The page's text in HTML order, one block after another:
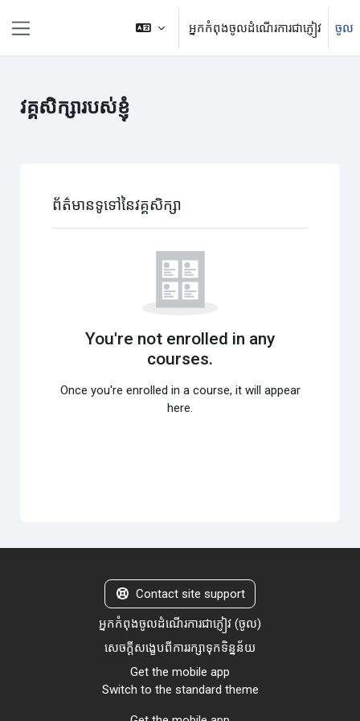
អ្នកកំពុងចូលដំណើរការជាភ្ញៀវ ចូល
វគ្គសិក្សារបស់ខ្ញុំ
Main content blocks
ព័ត៌មានទូទៅនៃវគ្គសិក្សា
You're not enrolled in any
courses.
Once you're enrolled in a course, it will appear
here.
Contact site support
អ្នកកំពុងចូលដំណើរការជាភ្ញៀវ (ចូល)
សេចក្តីសង្ខេបពីការរក្សាទុកទិន្នន័យ
Get the mobile app
Switch to the standard theme